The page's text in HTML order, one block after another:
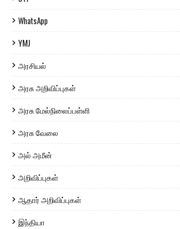
WhatsApp
YMJ
அரசியல்
அரசு அறிவிப்புகள்
அரசு மேல்நிலைப்பள்ளி
அரசு வேலை
அல் அமீன்
அறிவிப்புகள்
ஆதார் அறிவிப்புகள்
இந்தியா